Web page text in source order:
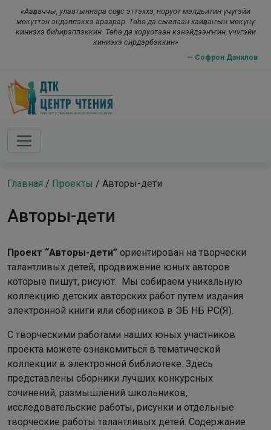
«Ааҕааччы, улаатыннара соҕус эттэххэ, норуот мэлдьитин үчүгэйи
мөкүттэн эндэппэккэ араарар. Төһө да сыалаан хайҕааҥын мөкүнү
киниэхэ биһирэппэккин. Төһө да хоруотаан кэнэйдээҥҥин, үчүгэйи
киниэхэ сирдэрбэккин»
— Софрон Данилов
Skip to main content
Главная / Проекты / Авторы-дети
Авторы-дети
Проект “Авторы-дети” ориентирован на творчески
талантливых детей, продвижение юных авторов
которые пишут, рисуют. Мы собираем уникальную
коллекцию детских авторских работ путем издания
электронной книги или сборников в ЭБ НБ РС(Я).
С творческими работами наших юных участников
проекта можете ознакомиться в тематической
коллекции в электронной библиотеке. Здесь
представлены сборники лучших конкурсных
сочинений, размышлений школьников,
исследовательские работы, рисунки и отдельные
творческие работы талантливых детей. Содержание